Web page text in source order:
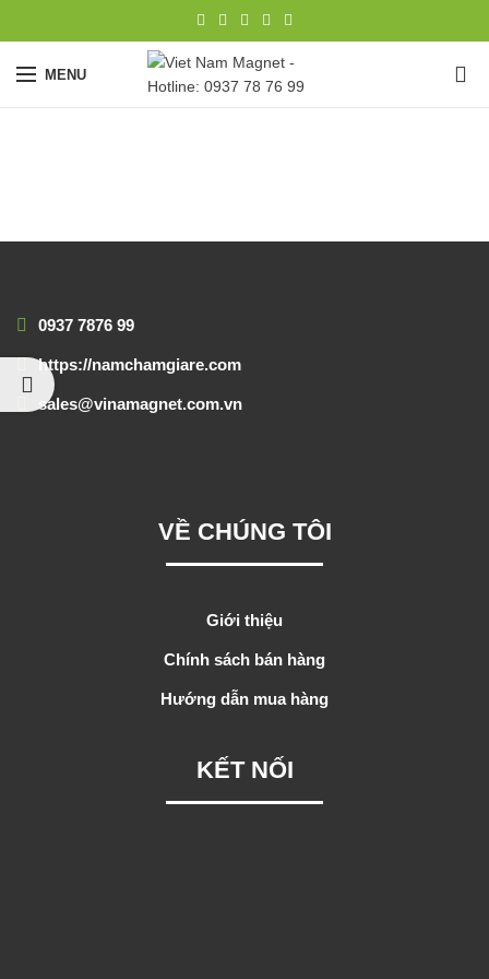
MENU
0937 7876 99
https://namchamgiare.com
sales@vinamagnet.com.vn
VỀ CHÚNG TÔI
Giới thiệu
Chính sách bán hàng
Hướng dẫn mua hàng
KẾT NỐI